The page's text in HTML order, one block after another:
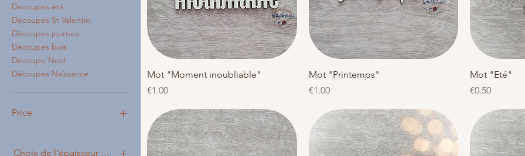
Découpes été
Découpes St Valentin
Découpes journée
Découpes bois
Découpe Noel
Découpes Naissance
Price
Choix de l'épaisseur en mm
Quick View
Mot "Moment inoubliable"
Price
€1.00
Quick View
Mot "Printemps"
Price
€1.00
Mot "Eté"
Price
€0.50